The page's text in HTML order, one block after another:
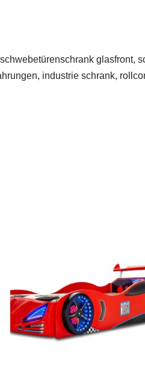
glasfront,
industrie schrank,